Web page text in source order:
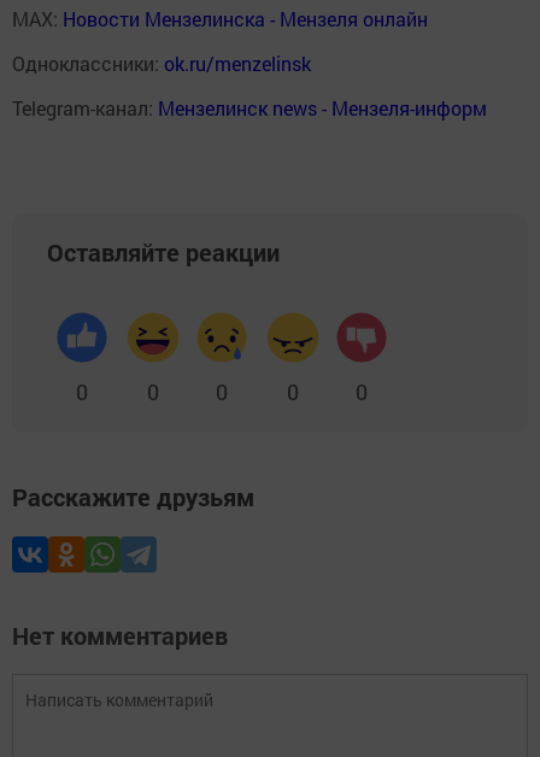
MAX: Новости Мензелинска - Мензеля онлайн
Одноклассники: ok.ru/menzelinsk
Telegram-канал: Мензелинск news - Мензеля-информ
Оставляйте реакции
0 0 0 0 0
Расскажите друзьям
Нет комментариев